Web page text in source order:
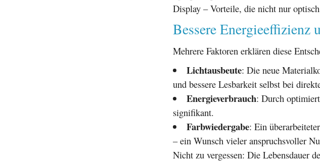
Display – Vorteile, die nicht nur
Bessere Energieeffizienz
Mehrere Faktoren erklären diese
Lichtausbeute: Die neue
und bessere Lesbarkeit selbst bei
Energieverbrauch: Durch
signifikant.
Farbwiedergabe: Ein
– ein Wunsch vieler anspruchsvoller
Nicht zu vergessen: Die Lebensdauer